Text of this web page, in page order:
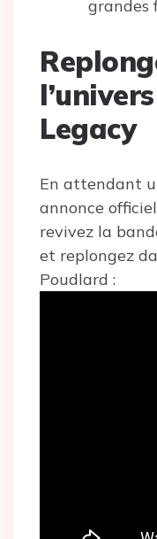
grandes
Legacy
En attendant
annonce
revivez la
et replongez
Poudlard :